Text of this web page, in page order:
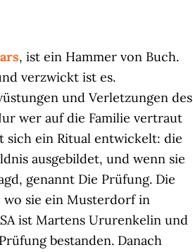
, ist ein Hammer von Buch.
verzwickt ist es.
und Verletzungen des
wer auf die Familie vertraut
sich ein Ritual entwickelt: die
ausgebildet, und wenn sie
genannt Die Prüfung. Die
wo sie ein Musterdorf in
ist Martens Ururenkelin und
bestanden. Danach